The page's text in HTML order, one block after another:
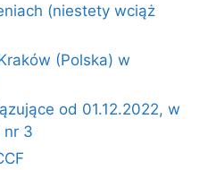
(niestety wciąż
(Polska) w
od 01.12.2022, w
nr 3